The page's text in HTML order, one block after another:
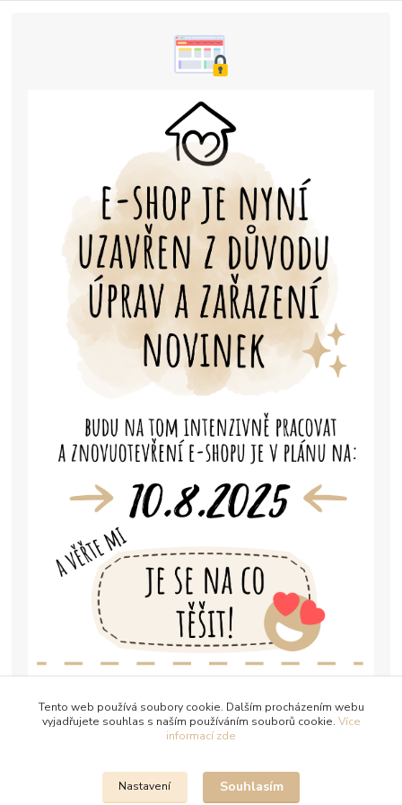
Tento web používá soubory cookie. Dalším procházením webu
vyjadřujete souhlas s naším používáním souborů cookie. Více
informací zde
Nastavení Souhlasím